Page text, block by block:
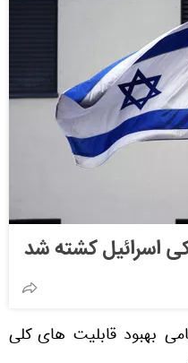
اسرائیل کشته شد
بهبود قابلیت‌ های کلی